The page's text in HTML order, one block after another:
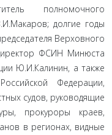
полномочного
долгие годы
Верховного
ФСИН Минюста
Ю.И.Калинин, а также
Федерации,
судов, руководящие
прокуроры краев,
в регионах, видные